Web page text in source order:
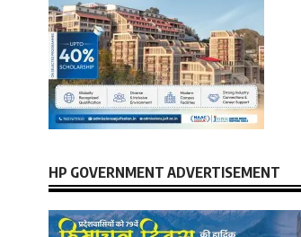
HP GOVERNMENT ADVERTISEMENT